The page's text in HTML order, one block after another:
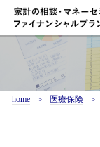
home 医療保険